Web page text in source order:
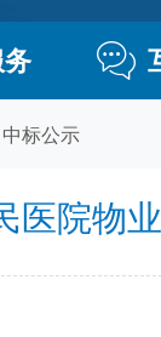
中标公示
医院物